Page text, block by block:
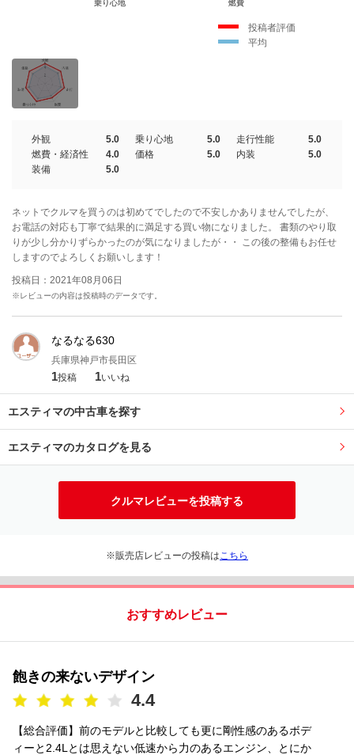
投稿者評価
平均
外観 5.0 乗り心地 5.0 走行性能
5.0
燃費・経済性
4.0 価格 5.0 内装
5.0
装備
5.0
ネットでクルマを買うのは初めてでしたので不安しかありませんでしたが、
お電話の対応も丁寧で結果的に満足する買い物になりました。 書類のやり取
りが少し分かりずらかったのが気になりましたが・・ この後の整備もお任せ
しますのでよろしくお願いします！
投稿日：2021年08月06日
※レビューの内容は投稿時のデータです。
なるなる630
兵庫県神戸市長田区
1投稿 1いいね
エスティマの中古車を探す
エスティマのカタログを見る
クルマレビューを投稿する
※販売店レビューの投稿は こちら
おすすめレビュー
飽きの来ないデザイン
4.4
【総合評価】前のモデルと比較しても更に剛性感のあるボデ
ィーと2.4Lとは思えない低速から力のあるエンジン、とにか